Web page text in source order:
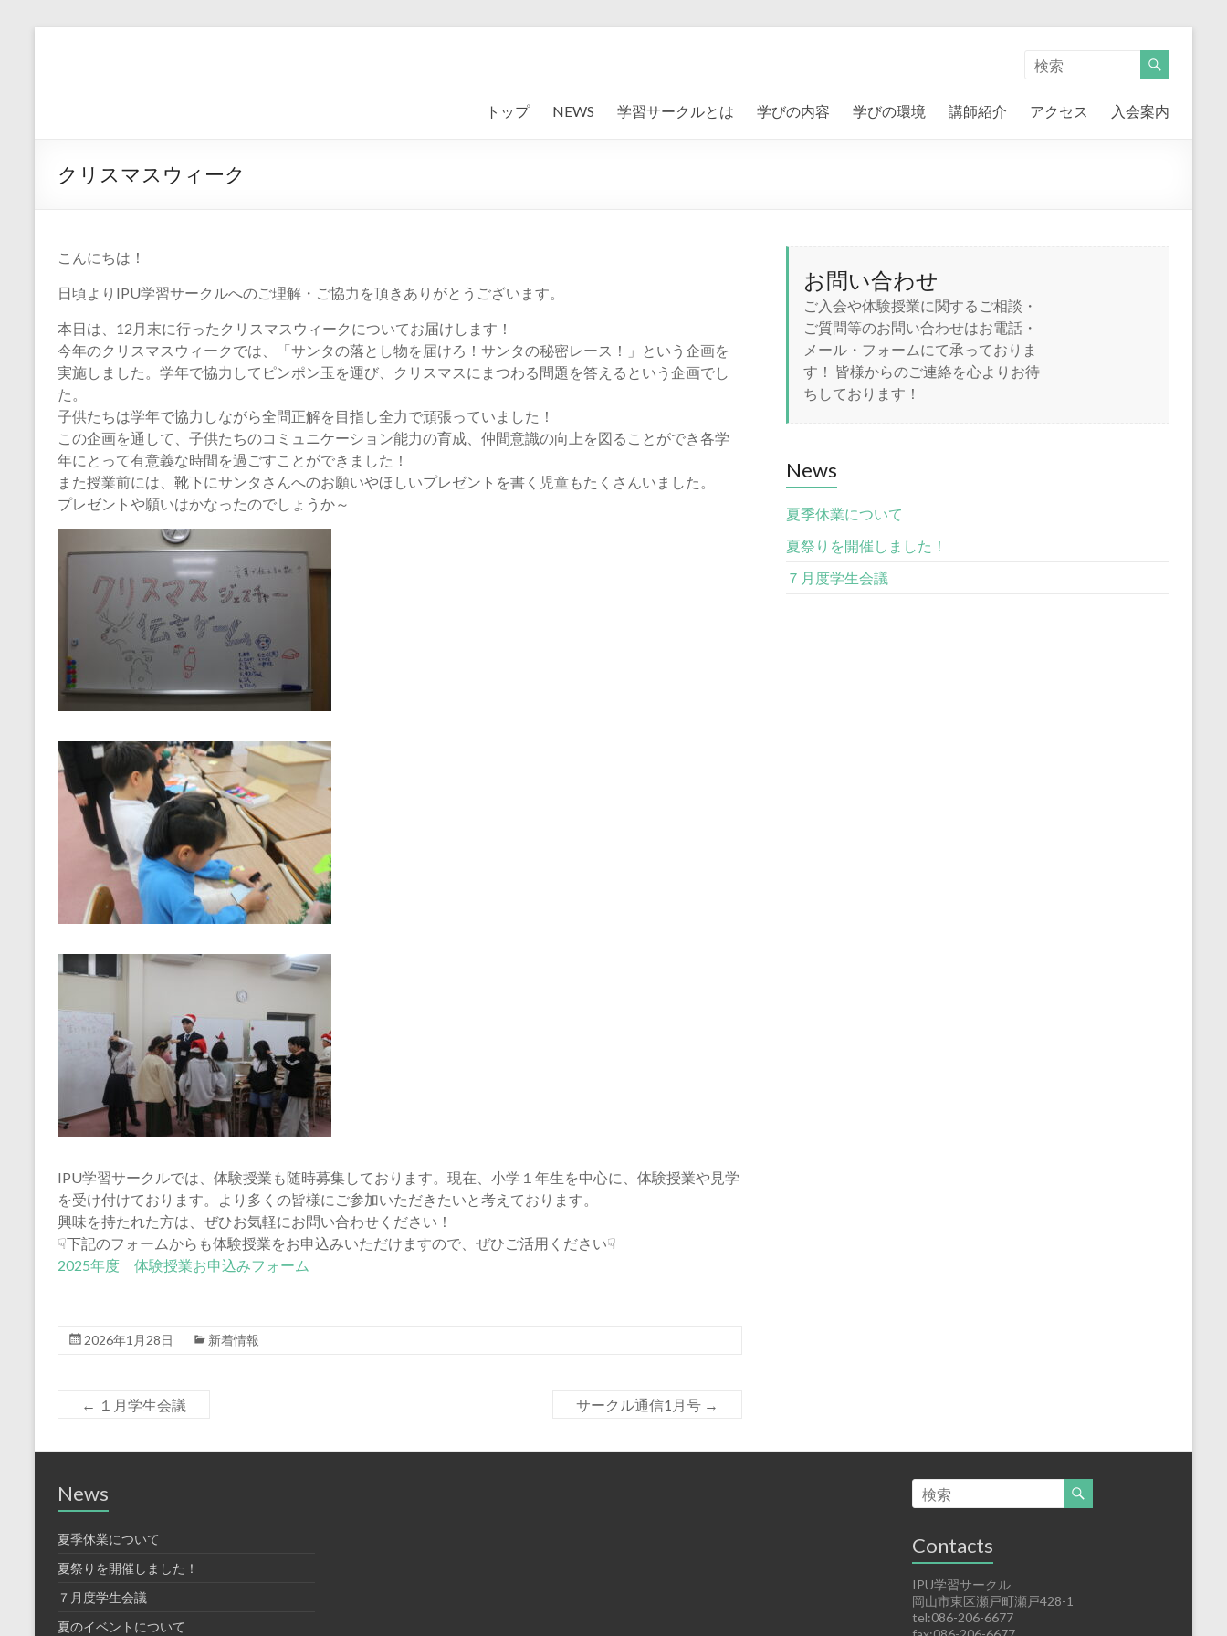
環
洋
大
学
｜
学
習
サ
ー
ク
の
小
学
・
中
学
トップ NEWS 学習サークルとは 学びの内容 学びの環境 講師紹介 アクセス 入会案内
クリスマスウィーク
こんにちは！
日頃よりIPU学習サークルへのご理解・ご協力を頂きありがとうございます。
本日は、12月末に行ったクリスマスウィークについてお届けします！
今年のクリスマスウィークでは、「サンタの落とし物を届けろ！サンタの秘密レース！」という企画を
実施しました。学年で協力してピンポン玉を運び、クリスマスにまつわる問題を答えるという企画でし
た。
子供たちは学年で協力しながら全問正解を目指し全力で頑張っていました！
この企画を通して、子供たちのコミュニケーション能力の育成、仲間意識の向上を図ることができ各学
年にとって有意義な時間を過ごすことができました！
また授業前には、靴下にサンタさんへのお願いやほしいプレゼントを書く児童もたくさんいました。
プレゼントや願いはかなったのでしょうか～
IPU学習サークルでは、体験授業も随時募集しております。現在、小学１年生を中心に、体験授業や見学
を受け付けております。より多くの皆様にご参加いただきたいと考えております。
興味を持たれた方は、ぜひお気軽にお問い合わせください！
☟下記のフォームからも体験授業をお申込みいただけますので、ぜひご活用ください☟
2025年度 体験授業お申込みフォーム
2026年1月28日 新着情報
← １月学生会議 サークル通信1月号 →
お問い合わせ
ご入会や体験授業に関するご相談・
ご質問等のお問い合わせはお電話・
メール・フォームにて承っておりま
す！ 皆様からのご連絡を心よりお待
ちしております！
News
夏季休業について
夏祭りを開催しました！
７月度学生会議
News
夏季休業について
夏祭りを開催しました！
７月度学生会議
夏のイベントについて
Contacts
IPU学習サークル
岡山市東区瀬戸町瀬戸428-1
tel:086-206-6677